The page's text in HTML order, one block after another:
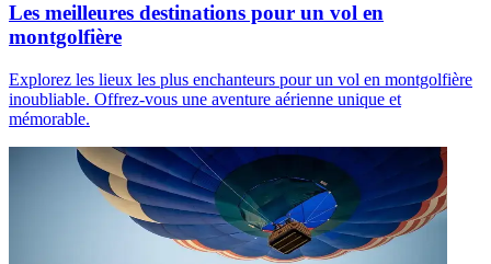
Les meilleures destinations pour un vol en
montgolfière
Explorez les lieux les plus enchanteurs pour un vol en montgolfière
inoubliable. Offrez-vous une aventure aérienne unique et
mémorable.